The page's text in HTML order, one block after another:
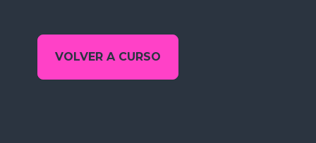
VOLVER A CURSO